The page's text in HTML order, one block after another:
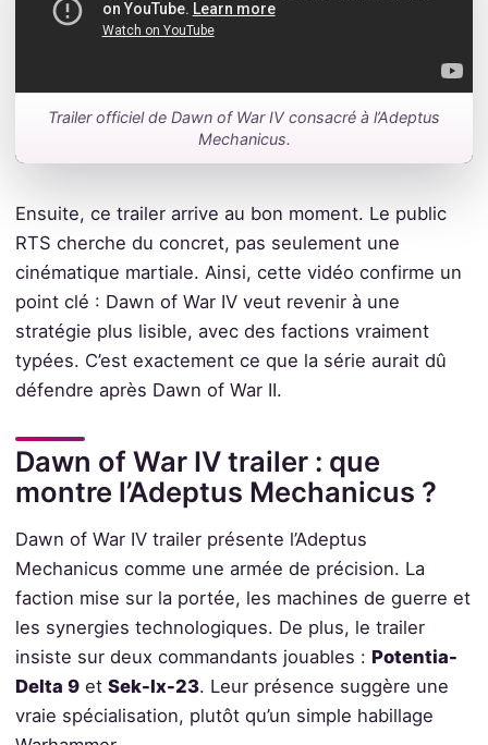
Trailer officiel de Dawn of War IV consacré à l’Adeptus
Mechanicus.
Ensuite, ce trailer arrive au bon moment. Le public
RTS cherche du concret, pas seulement une
cinématique martiale. Ainsi, cette vidéo confirme un
point clé : Dawn of War IV veut revenir à une
stratégie plus lisible, avec des factions vraiment
typées. C’est exactement ce que la série aurait dû
défendre après Dawn of War II.
Dawn of War IV trailer : que
montre l’Adeptus Mechanicus ?
Dawn of War IV trailer présente l’Adeptus
Mechanicus comme une armée de précision. La
faction mise sur la portée, les machines de guerre et
les synergies technologiques. De plus, le trailer
insiste sur deux commandants jouables : Potentia-
Delta 9et Sek-Ix-23. Leur présence suggère une
vraie spécialisation, plutôt qu’un simple habillage